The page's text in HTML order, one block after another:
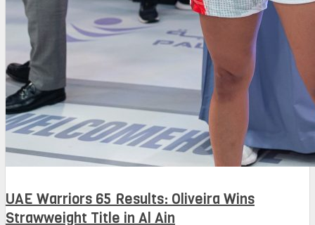
UAE Warriors 65 Results: Oliveira Wins
Strawweight Title in Al Ain